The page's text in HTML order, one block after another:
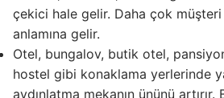
İç Mekan LED
çekici hale gelir. Daha çok
anlamına gelir.
Otel, bungalov, butik otel,
hostel gibi konaklama yerlerinde
aydınlatma mekanın ününü